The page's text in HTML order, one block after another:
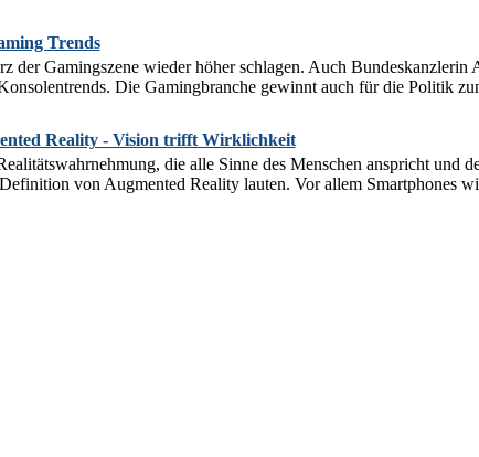
Trends
der Gamingszene wieder höher schlagen. Auch Bundeskanzlerin
Die Gamingbranche gewinnt auch für die Politik
Reality - Vision trifft Wirklichkeit
die alle Sinne des Menschen anspricht und
von Augmented Reality lauten. Vor allem Smartphones